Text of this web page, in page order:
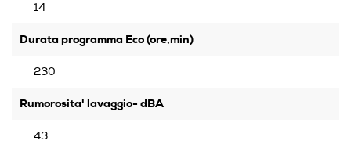
14
Durata programma Eco (ore,min)
230
Rumorosita' lavaggio- dBA
43